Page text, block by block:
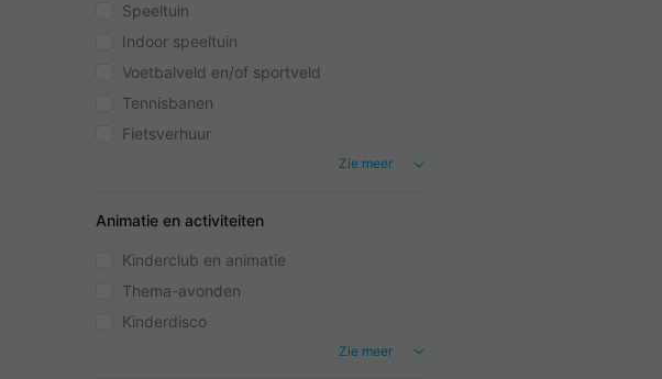
Speeltuin
Indoor speeltuin
Voetbalveld en/of sportveld
Tennisbanen
Fietsverhuur
Zie meer
Animatie en activiteiten
Kinderclub en animatie
Thema-avonden
Kinderdisco
Zie meer